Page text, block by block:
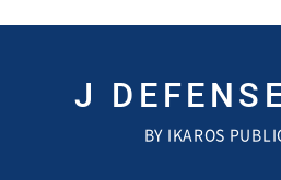
J
BY IKAROS